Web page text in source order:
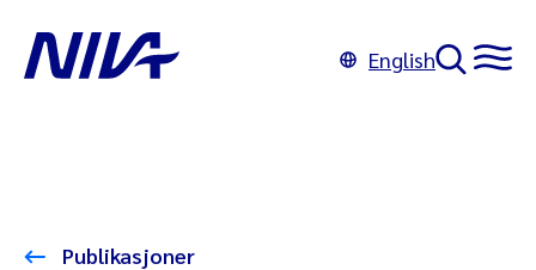
English
Publikasjoner